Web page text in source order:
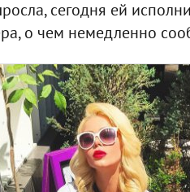
сегодня ей
о чем немедленно